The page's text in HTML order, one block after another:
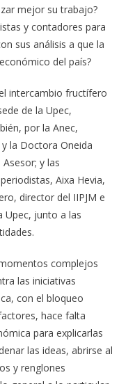
mejor su trabajo?
y contadores para
sus análisis a que la
del país?
intercambio fructífero
de la Upec,
por la Anec,
la Doctora Oneida
y las
Aixa Hevia,
director del IIPJM e
Upec, junto a las
complejos
las iniciativas
con el bloqueo
hace falta
para explicarlas
las ideas, abrirse al
y renglones